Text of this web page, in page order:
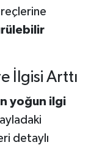
İlgisi Arttı
yoğun ilgi
detaylı